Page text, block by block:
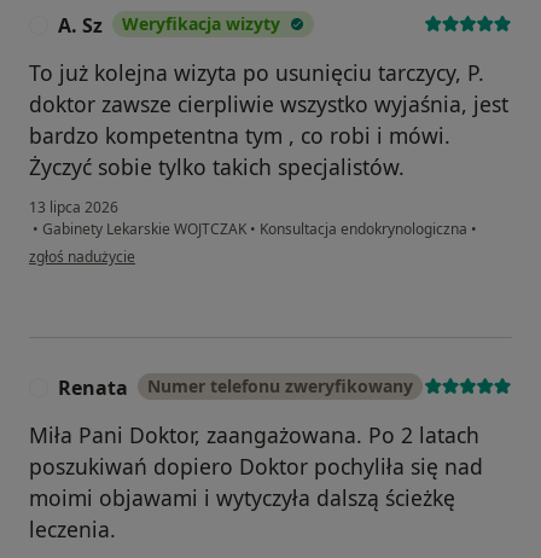
A. Sz Weryfikacja wizyty
To już kolejna wizyta po usunięciu tarczycy, P.
doktor zawsze cierpliwie wszystko wyjaśnia, jest
bardzo kompetentna tym , co robi i mówi.
Życzyć sobie tylko takich specjalistów.
13 lipca 2026
• Gabinety Lekarskie WOJTCZAK • Konsultacja endokrynologiczna •
w opinii użytkownika A. Sz
zgłoś nadużycie
Renata Numer telefonu zweryfikowany
Miła Pani Doktor, zaangażowana. Po 2 latach
poszukiwań dopiero Doktor pochyliła się nad
moimi objawami i wytyczyła dalszą ścieżkę
leczenia.